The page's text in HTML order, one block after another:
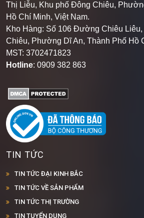
Thị Liễu, Khu phố Đông Chiêu,
Hồ Chí Minh, Việt Nam.
Kho Hàng: Số 106 Đường Chiêu
Chiêu, Phường Dĩ An, Thành Phố Hồ
MST: 3702471823
Hotline: 0909 382 863
TIN TỨC
TIN TỨC ĐẠI KINH BẮC
TIN TỨC VỀ SẢN PHẨM
TIN TỨC THỊ TRƯỜNG
TIN TUYỂN DỤNG